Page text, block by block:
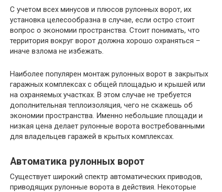
С учетом всех минусов и плюсов рулонных ворот, их
установка целесообразна в случае, если остро стоит
вопрос о экономии пространства. Стоит понимать, что
территория вокруг ворот должна хорошо охраняться –
иначе взлома не избежать.
Наиболее популярен монтаж рулонных ворот в закрытых
гаражных комплексах с общей площадью и крышей или
на охраняемых участках. В этом случае не требуется
дополнительная теплоизоляция, чего не скажешь об
экономии пространства. Именно небольшие площади и
низкая цена делает рулонные ворота востребованными
для владельцев гаражей в крытых комплексах.
Автоматика рулонных ворот
Существует широкий спектр автоматических приводов,
приводящих рулонные ворота в действия. Некоторые